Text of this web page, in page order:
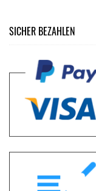
SICHER BEZAHLEN